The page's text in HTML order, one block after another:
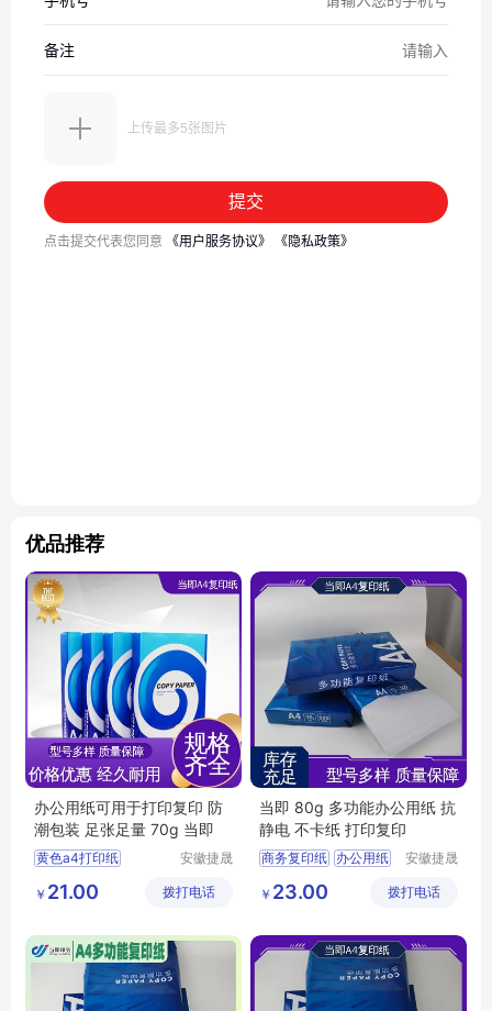
优品推荐
办公用纸可用于打印复印 防
潮包装 足张足量 70g 当即
黄色a4打印纸
a4复印纸
安徽捷晟
公司
￥ 21.00 拨打电话
当即 80g 多功能办公用纸 抗
静电 不卡纸 打印复印
商务复印纸 办公用纸
多功能办公用纸
安徽捷晟
公司
￥ 23.00 拨打电话